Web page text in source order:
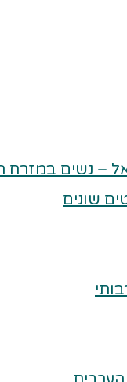
– נשים במזרח
שונים